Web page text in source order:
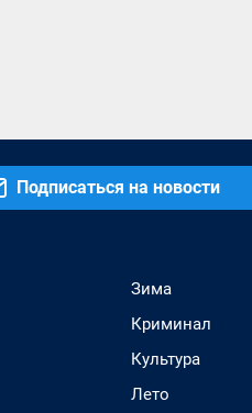
Подписаться на новости
Зима
Криминал
Культура
Лето